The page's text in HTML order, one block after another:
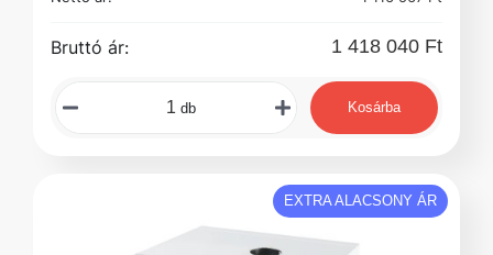
Bruttó ár: 1 418 040 Ft
db Kosárba
EXTRA ALACSONY ÁR